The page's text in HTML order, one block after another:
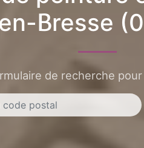
Bresse
de recherche